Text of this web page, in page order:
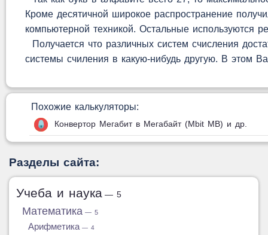
Кроме десятичной широкое распространение
компьютерной техникой. Остальные используются
Получается что различных систем счисления
системы счиления в какую-нибудь другую. В этом
Похожие калькуляторы:
Конвертор Мегабит в Мегабайт (Mbit MB) и др.
Разделы сайта:
Учеба и наука — 5
Математика — 5
Арифметика — 4